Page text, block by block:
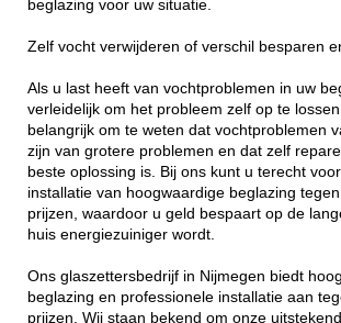
beglazing voor uw situatie.
Zelf vocht verwijderen of verschil besparen
Als u last heeft van vochtproblemen in uw
verleidelijk om het probleem zelf op te
belangrijk om te weten dat vochtproblemen
zijn van grotere problemen en dat zelf
beste oplossing is. Bij ons kunt u terecht
installatie van hoogwaardige beglazing
prijzen, waardoor u geld bespaart op de
huis energiezuiniger wordt.
Ons glaszettersbedrijf in Nijmegen biedt
beglazing en professionele installatie aan
prijzen. Wij staan bekend om onze